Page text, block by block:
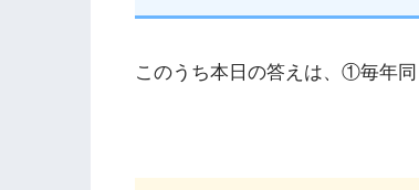
このうち本日の答えは、①毎年同